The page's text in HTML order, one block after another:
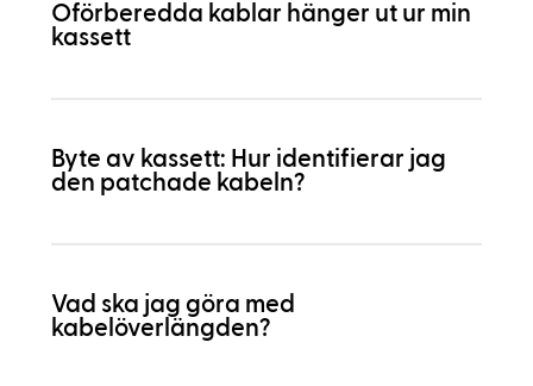
Oförberedda kablar hänger ut ur min
kassett
Byte av kassett: Hur identifierar jag
den patchade kabeln?
Vad ska jag göra med
kabelöverlängden?